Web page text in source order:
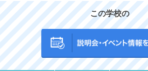
この学校の